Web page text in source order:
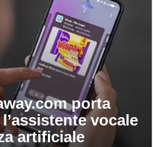
porta
vocale
artificiale